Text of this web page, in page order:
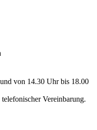
von 14.30 Uhr bis 18.00
Vereinbarung.